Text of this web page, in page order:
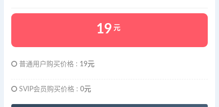
19 元
普通用户购买价格 : 19元
SVIP会员购买价格 : 0元